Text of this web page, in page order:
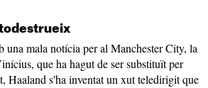
una mala notícia per al Manchester City, la
que ha hagut de ser substituït per
Haaland s'ha inventat un xut teledirigit que